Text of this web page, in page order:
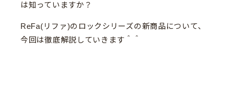
は知っていますか？
ReFa(リファ)のロックシリーズの新商品について、
今回は徹底解説していきます＾＾